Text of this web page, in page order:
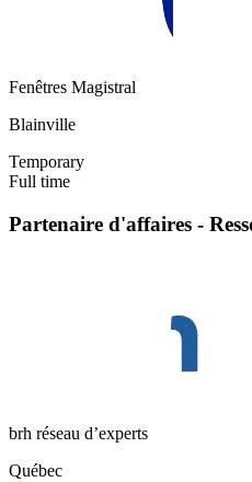
Fenêtres Magistral
Blainville
Temporary
Full time
Partenaire d'affaires -
brh réseau d’experts
Québec